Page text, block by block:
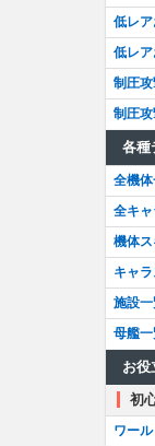
低レ
低レ
制圧
制圧
各種
全機
全キ
機体
キャ
施設
母艦
お役
初
ワー